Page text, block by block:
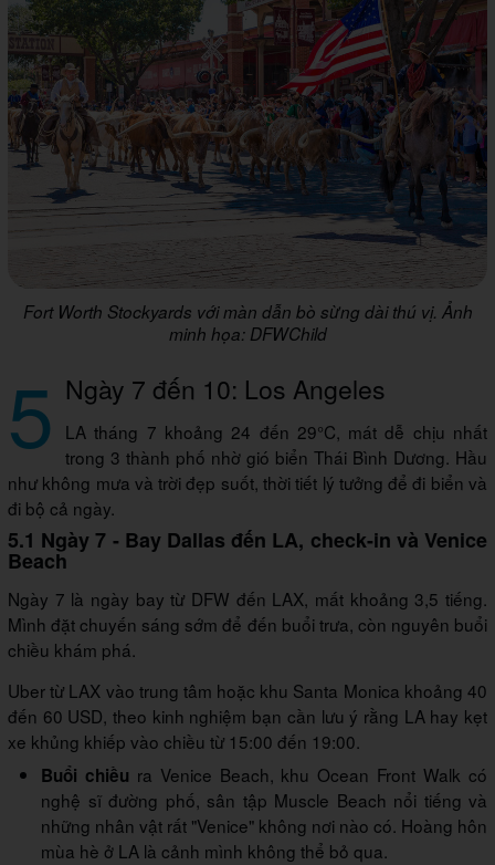
Fort Worth Stockyards với màn dẫn bò sừng dài thú vị. Ảnh
minh họa: DFWChild
5 Ngày 7 đến 10: Los Angeles
LA tháng 7 khoảng 24 đến 29°C, mát dễ chịu nhất
trong 3 thành phố nhờ gió biển Thái Bình Dương. Hầu
như không mưa và trời đẹp suốt, thời tiết lý tưởng để đi biển và
đi bộ cả ngày.
5.1 Ngày 7 - Bay Dallas đến LA, check-in và Venice
Beach
Ngày 7 là ngày bay từ DFW đến LAX, mất khoảng 3,5 tiếng.
Mình đặt chuyến sáng sớm để đến buổi trưa, còn nguyên buổi
chiều khám phá.
Uber từ LAX vào trung tâm hoặc khu Santa Monica khoảng 40
đến 60 USD, theo kinh nghiệm bạn cần lưu ý rằng LA hay kẹt
xe khủng khiếp vào chiều từ 15:00 đến 19:00.
Buổi chiều ra Venice Beach, khu Ocean Front Walk có
nghệ sĩ đường phố, sân tập Muscle Beach nổi tiếng và
những nhân vật rất "Venice" không nơi nào có. Hoàng hôn
mùa hè ở LA là cảnh mình không thể bỏ qua.